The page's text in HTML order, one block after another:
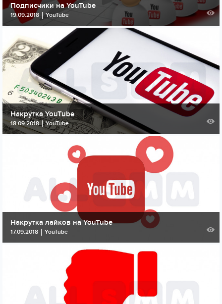
Подписчики на YouTube
19.09.2018 YouTube
Накрутка YouTube
18.09.2018 YouTube
Накрутка лайков на YouTube
17.09.2018 YouTube